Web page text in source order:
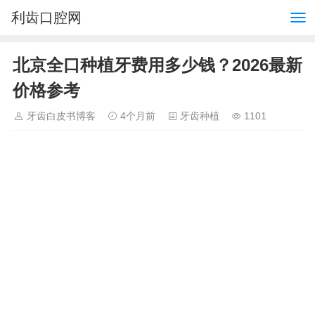
利齿口腔网
北京全口种植牙费用多少钱？2026最新
价格参考
牙齿白皮书博客 4个月前 牙齿种植 1101